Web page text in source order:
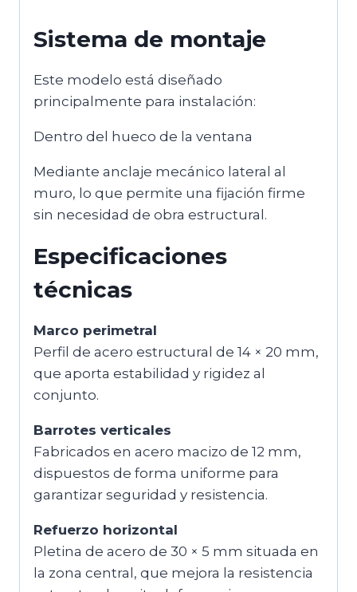
Sistema de montaje
Este modelo está diseñado
principalmente para instalación:
Dentro del hueco de la ventana
Mediante anclaje mecánico lateral al
muro, lo que permite una fijación firme
sin necesidad de obra estructural.
Especificaciones
técnicas
Marco perimetral
Perfil de acero estructural de 14 × 20 mm,
que aporta estabilidad y rigidez al
conjunto.
Barrotes verticales
Fabricados en acero macizo de 12 mm,
dispuestos de forma uniforme para
garantizar seguridad y resistencia.
Refuerzo horizontal
Pletina de acero de 30 × 5 mm situada en
la zona central, que mejora la resistencia